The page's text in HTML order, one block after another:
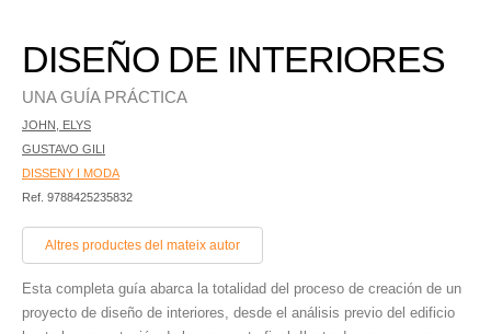
DISEÑO DE INTERIORES
UNA GUÍA PRÁCTICA
JOHN, ELYS
GUSTAVO GILI
DISSENY I MODA
Ref. 9788425235832
Altres productes del mateix autor
Esta completa guía abarca la totalidad del proceso de creación de un
proyecto de diseño de interiores, desde el análisis previo del edificio